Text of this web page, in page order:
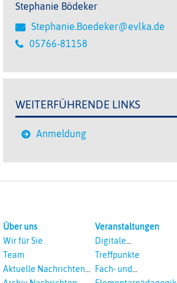
Stephanie Bödeker
Stephanie.Boedeker@evlka.de
05766-81158
WEITERFÜHRENDE LINKS
Anmeldung
Über uns
Wir für Sie
Team
Aktuelle Nachrichten
aus dem RPI
Veranstaltungen
Digitale
Veranstaltungen
Treffpunkte
Fach- und
Studientagungen